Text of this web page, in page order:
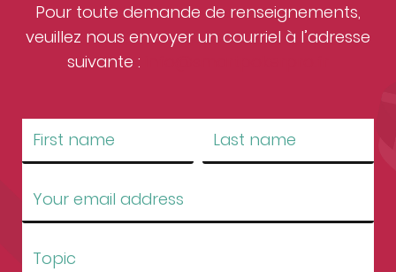
Pour toute demande de renseignements,
veuillez nous envoyer un courriel à l’adresse
suivante :